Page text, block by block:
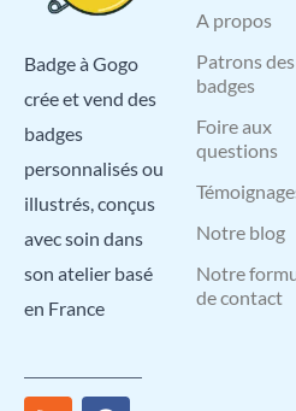
Badge à Gogo
crée et vend des
badges
personnalisés ou
illustrés, conçus
avec soin dans
son atelier basé
en France
A propos
Patrons des
badges
Foire aux
questions
Notre blog
Notre
de contact